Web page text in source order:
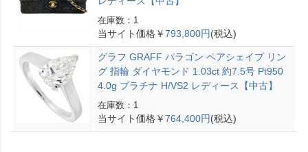
在庫数：1
当サイト価格￥793,800円(税込)
グラフ GRAFF パラゴン ペアシェイプ リン
グ 指輪 ダイヤモンド 1.03ct 約7.5号 Pt950
4.0g プラチナ H/VS2 レディース【中古】
在庫数：1
当サイト価格￥764,400円(税込)